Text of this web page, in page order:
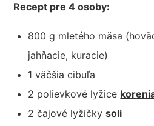
Recept pre 4 osoby:
800 g mletého mäsa
jahňacie, kuracie)
1 väčšia cibuľa
2 polievkové lyžice
2 čajové lyžičkysoli